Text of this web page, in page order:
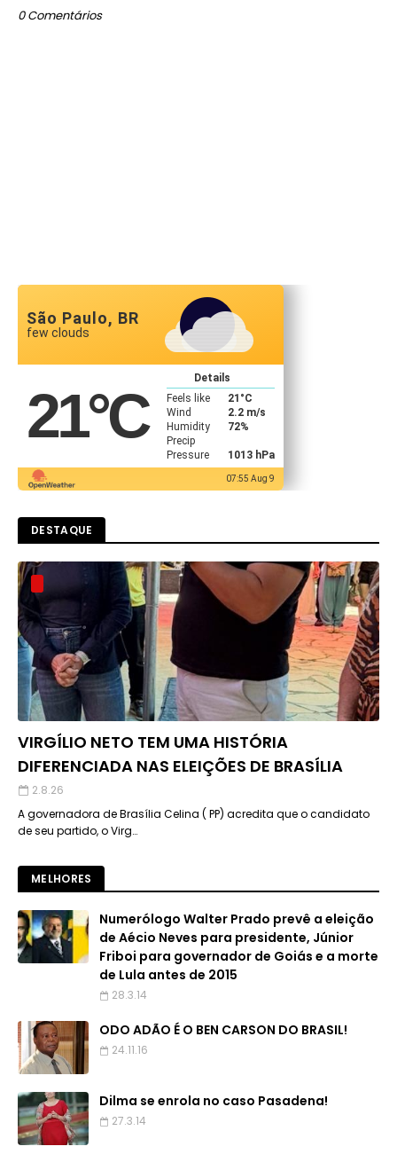
0 Comentários
São Paulo, BR
few clouds
21°C
Details
Feels like
21 °C
Wind
2.2 m/s
Humidity
72%
Precip
Pressure
1013 hPa
07:55 Aug 9
DESTAQUE
VIRGÍLIO NETO TEM UMA HISTÓRIA
DIFERENCIADA NAS ELEIÇÕES DE BRASÍLIA
2.8.26
A governadora de Brasília Celina ( PP) acredita que o candidato
de seu partido, o Virg…
MELHORES
Numerólogo Walter Prado prevê a eleição
de Aécio Neves para presidente, Júnior
Friboi para governador de Goiás e a morte
de Lula antes de 2015
28.3.14
ODO ADÃO É O BEN CARSON DO BRASIL!
24.11.16
Dilma se enrola no caso Pasadena!
27.3.14